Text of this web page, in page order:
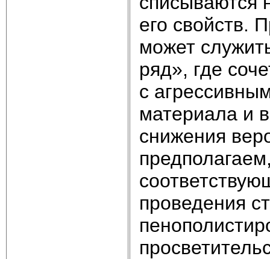
его свойств.
может
ряд», где
с
материала и
снижения
проведения